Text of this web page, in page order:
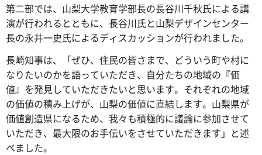
第二部では、山梨大学教育学部長の長谷川千秋氏による講
演が行われるとともに、長谷川氏と山梨デザインセンター
長の永井一史氏によるディスカッションが行われました。
長崎知事は、「ぜひ、住民の皆さまで、どういう町や村に
なりたいのかを語っていただき、自分たちの地域の『価
値』を発見していただきたいと思います。それぞれの地域
の価値の積み上げが、山梨の価値に直結します。山梨県が
価値創造県になるため、我々も積極的に議論に参加させて
いただき、最大限のお手伝いをさせていただきます」と述
べました。